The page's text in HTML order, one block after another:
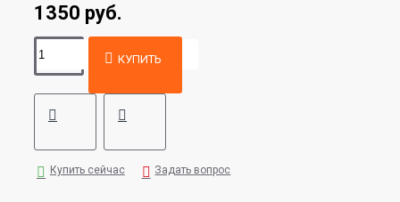
1350 руб.
КУПИТЬ
Купить сейчас Задать вопрос